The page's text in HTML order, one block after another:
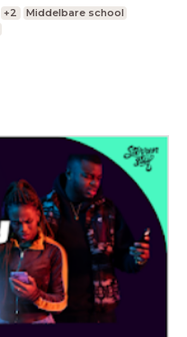
+2
Middelbare school